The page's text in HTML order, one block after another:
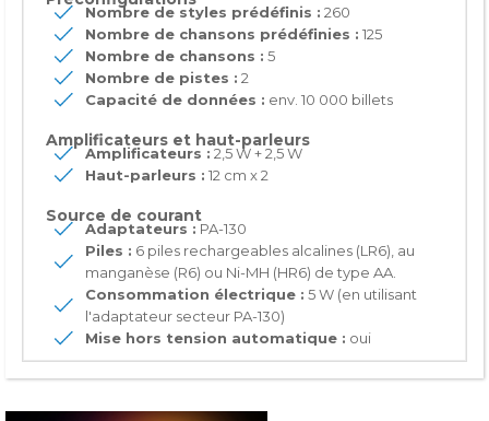
Nombre de styles prédéfinis : 260
Nombre de chansons prédéfinies : 125
Nombre de chansons : 5
Nombre de pistes : 2
Capacité de données : env. 10 000 billets
Amplificateurs et haut-parleurs
Amplificateurs : 2,5 W + 2,5 W
Haut-parleurs : 12 cm x 2
Source de courant
Adaptateurs : PA-130
Piles : 6 piles rechargeables alcalines (LR6), au
manganèse (R6) ou Ni-MH (HR6) de type AA.
Consommation électrique : 5 W (en utilisant
l'adaptateur secteur PA-130)
Mise hors tension automatique : oui